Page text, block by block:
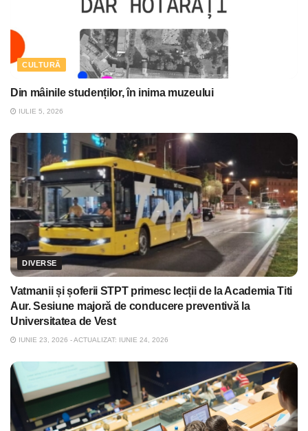
CULTURĂ
Din mâinile studenților, în inima muzeului
IULIE 5, 2026
DIVERSE
Vatmanii și șoferii STPT primesc lecții de la Academia Titi
Aur. Sesiune majoră de conducere preventivă la
Universitatea de Vest
IUNIE 23, 2026 - ACTUALIZAT: IUNIE 24, 2026